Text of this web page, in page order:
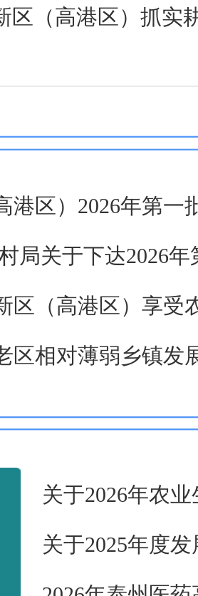
区（高港区）抓实
港区）2026年第一
局关于下达2026
区（高港区）享受
区相对薄弱乡镇发
关于2026年农
关于2025年度